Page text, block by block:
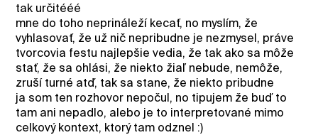
tak určitééé
mne do toho neprináleží kecať, no myslím, že
vyhlasovať, že už nič nepribudne je nezmysel, práve
tvorcovia festu najlepšie vedia, že tak ako sa môže
stať, že sa ohlási, že niekto žiaľ nebude, nemôže,
zruší turné atď, tak sa stane, že niekto pribudne
ja som ten rozhovor nepočul, no tipujem že buď to
tam ani nepadlo, alebo je to interpretované mimo
celkový kontext, ktorý tam odznel :)